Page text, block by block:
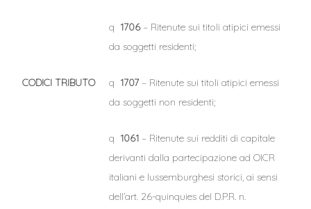
CODICI TRIBUTO
q 1706– Ritenute sui titoli atipici emessi
da soggetti residenti;
q 1707 – Ritenute sui titoli atipici emessi
da soggetti non residenti;
q 1061 – Ritenute sui redditi di capitale
derivanti dalla partecipazione ad OICR
italiani e lussemburghesi storici, ai sensi
dell’art. 26-quinquies del D.P.R. n.